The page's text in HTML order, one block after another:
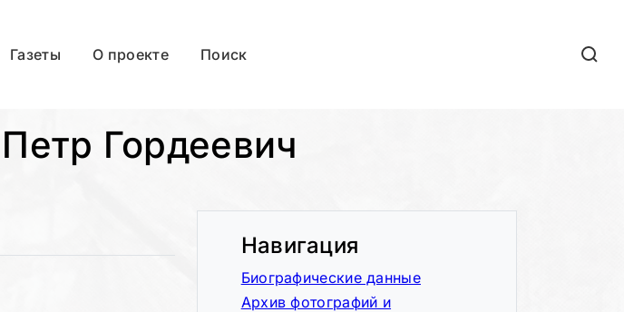
Газеты О проекте Поиск
Гордеевич
Навигация
Биографические данные
Архив фотографий и